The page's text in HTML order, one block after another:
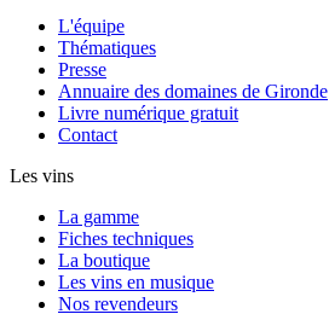
L'équipe
Thématiques
Presse
Annuaire des domaines de Gironde
Livre numérique gratuit
Contact
Les vins
La gamme
Fiches techniques
La boutique
Les vins en musique
Nos revendeurs